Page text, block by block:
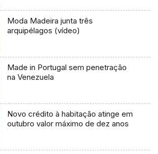
Moda Madeira junta três
arquipélagos (vídeo)
Made in Portugal sem penetração
na Venezuela
Novo crédito à habitação atinge em
outubro valor máximo de dez anos